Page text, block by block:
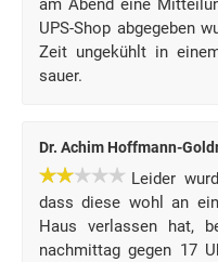
am Abend eine
UPS-Shop abgegeben
Zeit ungekühlt in
sauer.
Dr. Achim Hoffmann-
Leider
dass diese wohl an
Haus verlassen hat,
nachmittag gegen 17